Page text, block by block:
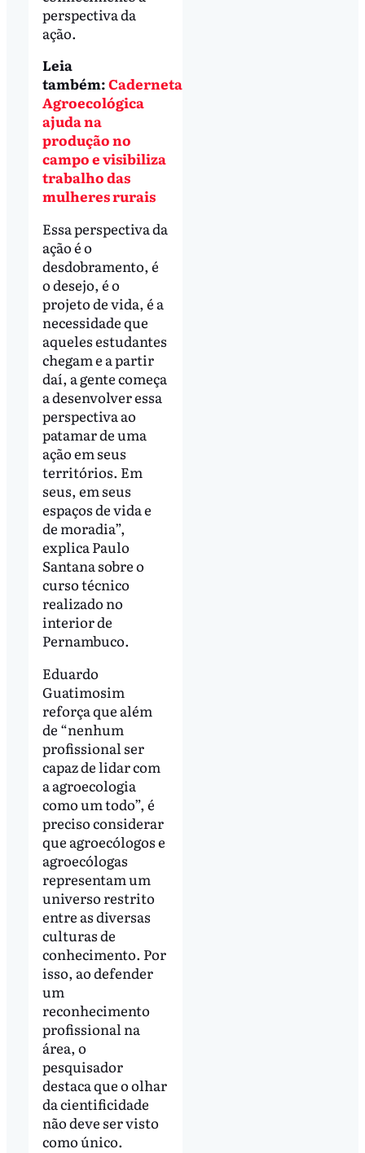
perspectiva da
ação.
Leia
também:Caderneta
Agroecológica
ajuda na
produção no
campo e visibiliza
trabalho das
mulheres rurais
Essa perspectiva da
ação é o
desdobramento, é
o desejo, é o
projeto de vida, é a
necessidade que
aqueles estudantes
chegam e a partir
daí, a gente começa
a desenvolver essa
perspectiva ao
patamar de uma
ação em seus
territórios. Em
seus, em seus
espaços de vida e
de moradia”,
explica Paulo
Santana sobre o
curso técnico
realizado no
interior de
Pernambuco.
Eduardo
Guatimosim
reforça que além
de “nenhum
profissional ser
capaz de lidar com
a agroecologia
como um todo”, é
preciso considerar
que agroecólogos e
agroecólogas
representam um
universo restrito
entre as diversas
culturas de
conhecimento. Por
isso, ao defender
um
reconhecimento
profissional na
área, o
pesquisador
destaca que o olhar
da cientificidade
não deve ser visto
como único.